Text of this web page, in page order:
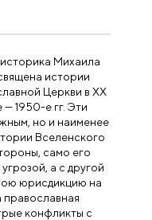
Михаила
истории
Церкви в XX
— 1950-е гг. Эти
но и наименее
Вселенского
само его
а с другой
юрисдикцию на
православная
конфликты с